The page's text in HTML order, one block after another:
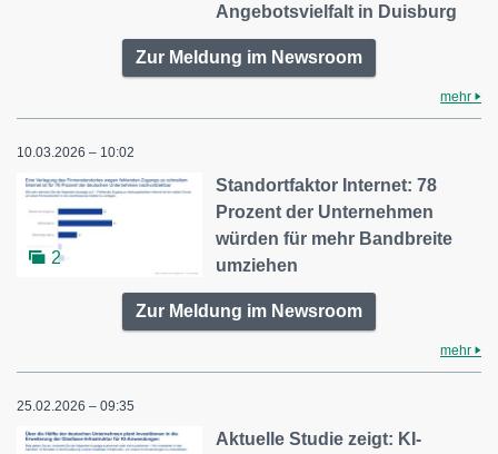
Angebotsvielfalt in Duisburg
Zur Meldung im Newsroom
mehr
10.03.2026 – 10:02
2
Standortfaktor Internet: 78
Prozent der Unternehmen
würden für mehr Bandbreite
umziehen
Zur Meldung im Newsroom
mehr
25.02.2026 – 09:35
Aktuelle Studie zeigt: KI-